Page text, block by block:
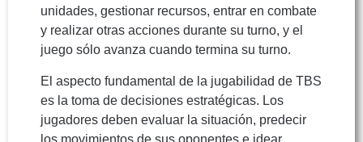
unidades, gestionar recursos, entrar en combate
y realizar otras acciones durante su turno, y el
juego sólo avanza cuando termina su turno.
El aspecto fundamental de la jugabilidad de TBS
es la toma de decisiones estratégicas. Los
jugadores deben evaluar la situación, predecir
los movimientos de sus oponentes e idear